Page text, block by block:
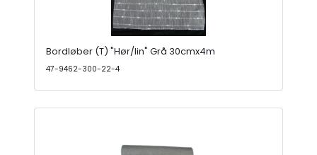
Bordløber (T) "Hør/lin" Grå 30cmx4m
47-9462-300-22-4